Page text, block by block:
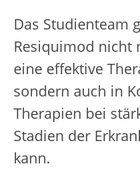
Das Studienteam
Resiquimod nicht
eine effektive
sondern auch in
Therapien bei
Stadien der
kann.